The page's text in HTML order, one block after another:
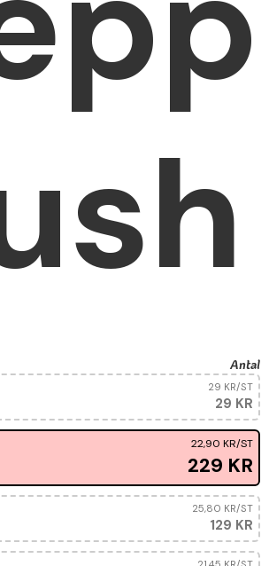
Antal
29 KR
29 KR/ST
229 KR
22,90 KR/ST
129 KR
25,80 KR/ST